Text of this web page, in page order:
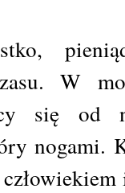
W
się od
nogami.